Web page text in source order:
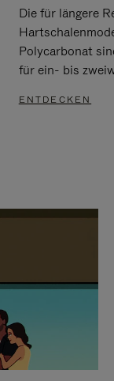
Die für längere
Polycarbonat
für ein- bis
ENTDECKEN